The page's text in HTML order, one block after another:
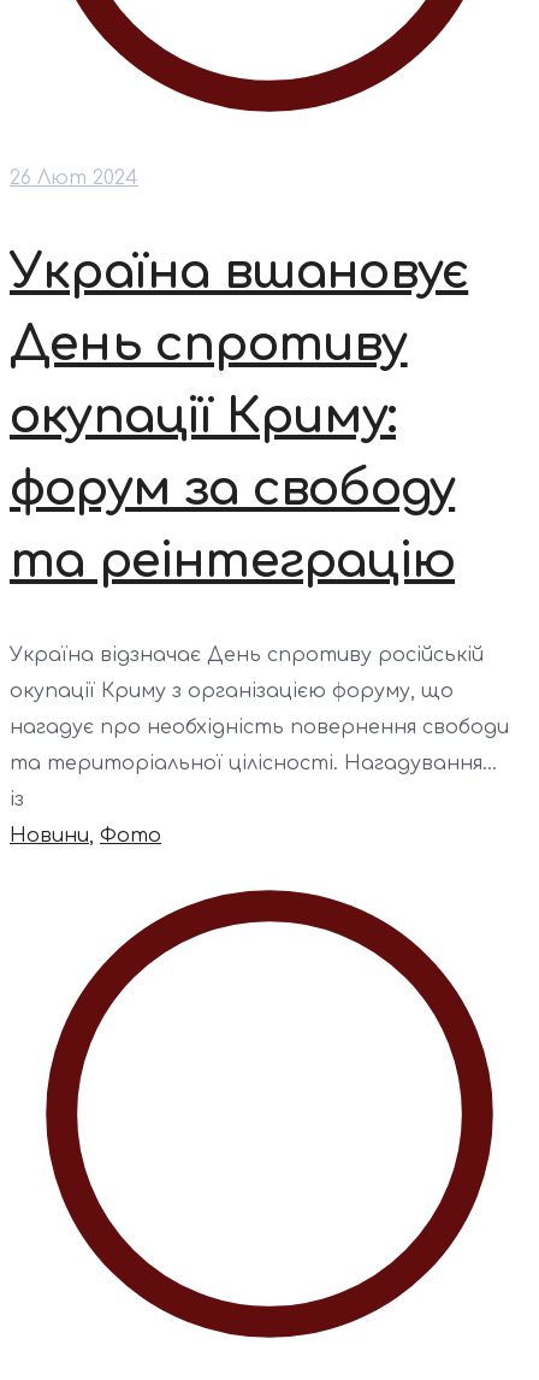
26 Лют 2024
Україна вшановує
День спротиву
окупації Криму:
форум за свободу
та реінтеграцію
Україна відзначає День спротиву російській
окупації Криму з організацією форуму, що
нагадує про необхідність повернення свободи
та територіальної цілісності. Нагадування...
із
Новини, Фото